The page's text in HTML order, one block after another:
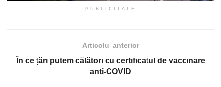
PUBLICITATE
Articolul anterior
În ce țări putem călători cu certificatul de vaccinare
anti-COVID